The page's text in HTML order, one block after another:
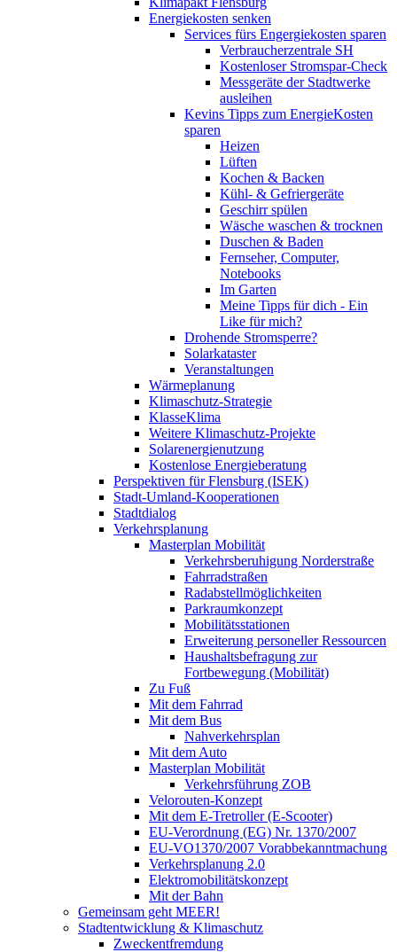
Energiekosten senken
Services fürs Engergiekosten sparen
Verbraucherzentrale SH
Kostenloser Stromspar-Check
Messgeräte der Stadtwerke
ausleihen
Kevins Tipps zum EnergieKosten
sparen
Heizen
Lüften
Kochen & Backen
Kühl- & Gefriergeräte
Geschirr spülen
Wäsche waschen & trocknen
Duschen & Baden
Fernseher, Computer,
Notebooks
Im Garten
Meine Tipps für dich - Ein
Like für mich?
Drohende Stromsperre?
Solarkataster
Veranstaltungen
Wärmeplanung
Klimaschutz-Strategie
KlasseKlima
Weitere Klimaschutz-Projekte
Solarenergienutzung
Kostenlose Energieberatung
Perspektiven für Flensburg (ISEK)
Stadt-Umland-Kooperationen
Stadtdialog
Verkehrsplanung
Masterplan Mobilität
Verkehrsberuhigung Norderstraße
Fahrradstraßen
Radabstellmöglichkeiten
Parkraumkonzept
Mobilitätsstationen
Erweiterung personeller Ressourcen
Haushaltsbefragung zur
Fortbewegung (Mobilität)
Zu Fuß
Mit dem Fahrrad
Mit dem Bus
Nahverkehrsplan
Mit dem Auto
Masterplan Mobilität
Verkehrsführung ZOB
Velorouten-Konzept
Mit dem E-Tretroller (E-Scooter)
EU-Verordnung (EG) Nr. 1370/2007
EU-VO1370/2007 Vorabbekanntmachung
Verkehrsplanung 2.0
Elektromobilitätskonzept
Mit der Bahn
Gemeinsam geht MEER!
Stadtentwicklung & Klimaschutz
Zweckentfremdung